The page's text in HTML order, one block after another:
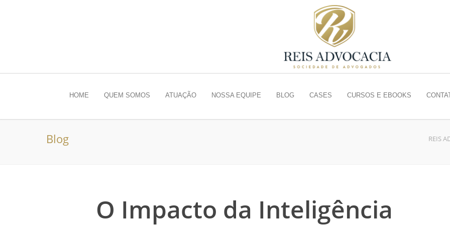
HOME QUEM SOMOS ATUAÇÃO NOSSA EQUIPE BLOG CASES CURSOS E EBOOKS
Blog REIS
O Impacto da Inteligência